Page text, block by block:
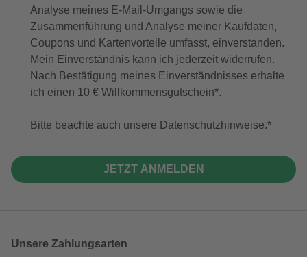
Analyse meines E-Mail-Umgangs sowie die
Zusammenführung und Analyse meiner Kaufdaten,
Coupons und Kartenvorteile umfasst, einverstanden.
Mein Einverständnis kann ich jederzeit widerrufen.
Nach Bestätigung meines Einverständnisses erhalte
ich einen 10 € Willkommensgutschein*.
Bitte beachte auch unsere Datenschutzhinweise.
JETZT ANMELDEN
Unsere Zahlungsarten